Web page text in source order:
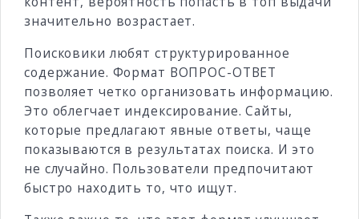
значительно возрастает.
Поисковики любят структурированное
содержание. Формат ВОПРОС-ОТВЕТ
позволяет четко организовать информацию.
Это облегчает индексирование. Сайты,
которые предлагают явные ответы, чаще
показываются в результатах поиска. И это
не случайно. Пользователи предпочитают
быстро находить то, что ищут.